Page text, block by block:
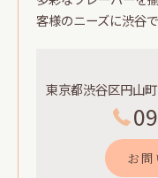
客様のニーズに渋谷
東京都渋谷区円山
お